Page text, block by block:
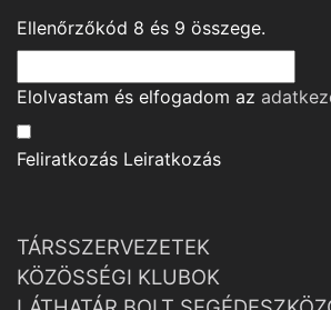
Ellenőrzőkód 8 és 9 összege.
Elolvastam és elfogadom az
Feliratkozás Leiratkozás
TÁRSSZERVEZETEK
KÖZÖSSÉGI KLUBOK